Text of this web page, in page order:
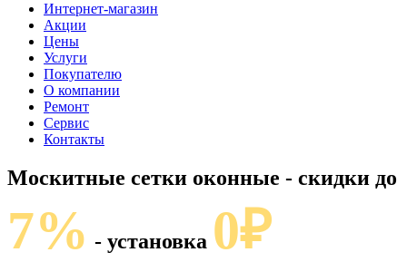
Интернет-магазин
Акции
Цены
Услуги
Покупателю
О компании
Ремонт
Сервис
Контакты
Москитные сетки оконные - скидки до
7% - установка 0₽